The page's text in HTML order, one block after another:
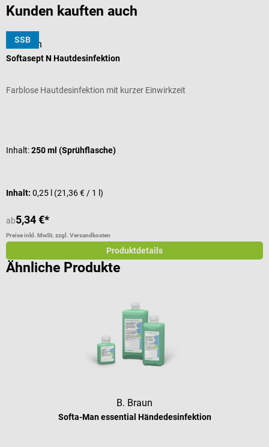
Kunden kauften auch
SSB
B. Braun
Softasept N Hautdesinfektion
Farblose Hautdesinfektion mit kurzer Einwirkzeit
Inhalt:250 ml (Sprühflasche)
Inhalt: 0,25 l (21,36 € / 1 l)
ab5,34 €*
Preise inkl. MwSt. zzgl. Versandkosten
Produktdetails
Ähnliche Produkte
B. Braun
Softa-Man essential Händedesinfektion